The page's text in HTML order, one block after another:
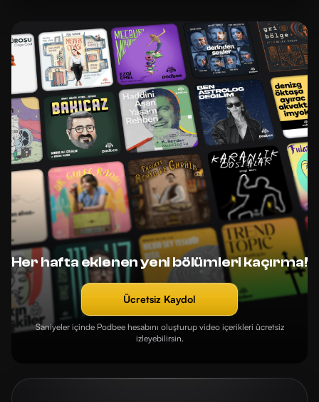
Her hafta eklenen yeni bölümleri kaçırma!
Ücretsiz Kaydol
Saniyeler içinde Podbee hesabını oluşturup video içerikleri ücretsiz
izleyebilirsin.